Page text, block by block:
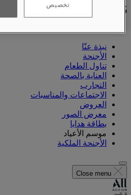
نبذة عنّا
الأجنحة
تناول الطعام
العناية بالصحة
التجارب
الاجتماعات والمناسبات
العروض
معرض الصور
بطاقة هدايا
موسم الأعياد
الأجنحة الملكية
Close menu
تخصيص